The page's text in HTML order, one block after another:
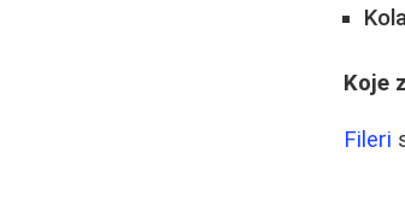
Koje
Fileri